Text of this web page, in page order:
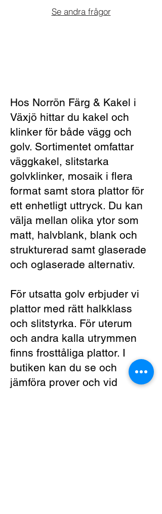
Se andra frågor
Hos Norrön Färg & Kakel i
Växjö hittar du kakel och
klinker för både vägg och
golv. Sortimentet omfattar
väggkakel, slitstarka
golvklinker, mosaik i flera
format samt stora plattor för
ett enhetligt uttryck. Du kan
välja mellan olika ytor som
matt, halvblank, blank och
strukturerad samt glaserade
och oglaserade alternativ.
För utsatta golv erbjuder vi
plattor med rätt halkklass
och slitstyrka. För uterum
och andra kalla utrymmen
finns frosttåliga plattor. I
butiken kan du se och
jämföra prover och vid